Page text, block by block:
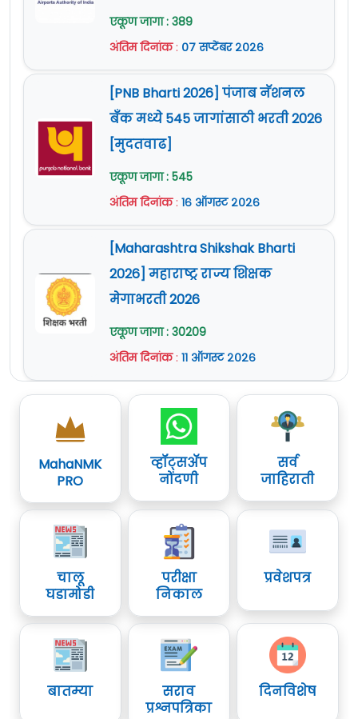
एकूण जागा : 389
अंतिम दिनांक: ०७ सप्टेंबर २०२६
[PNB Bharti 2026] पंजाब नॅशनल
बँक मध्ये 545 जागांसाठी भरती 2026
[मुदतवाढ]
एकूण जागा : 545
अंतिम दिनांक: १६ ऑगस्ट २०२६
[Maharashtra Shikshak Bharti
2026] महाराष्ट्र राज्य शिक्षक
मेगाभरती 2026
एकूण जागा : 30209
अंतिम दिनांक: ११ ऑगस्ट २०२६
MahaNMK
PRO
व्हॉट्सॲप
नोंदणी
सर्व
जाहिराती
चालू
घडामोडी
परीक्षा
निकाल
प्रवेशपत्र
बातम्या
सराव
प्रश्नपत्रिका
दिनविशेष